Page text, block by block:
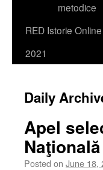
content
metodice
RED Istorie Online
2021
Daily
Apel
Posted on June 18,